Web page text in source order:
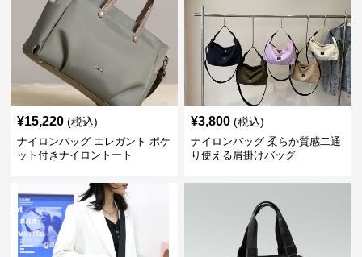
¥15,220 (税込)
ナイロンバッグ エレガント ポケ
ット付きナイロントート
¥3,800 (税込)
ナイロンバッグ 柔らか質感二通
り使える肩掛けバッグ